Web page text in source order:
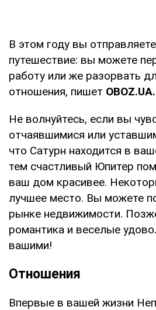
В этом году вы
путешествие: вы можете
работу или же разорвать
отношения, пишет OBOZ.UA.
Не волнуйтесь, если вы
отчаявшимися или
что Сатурн находится в
тем счастливый Юпитер
ваш дом красивее.
лучшее место. Вы можете
рынке недвижимости.
романтика и веселые
вашими!
Отношения
Впервые в вашей жизни